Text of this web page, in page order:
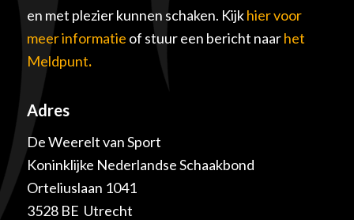
en met plezier kunnen schaken. Kijkhier voor
meer informatie of stuur een bericht naarhet
Meldpunt.
Adres
De Weerelt van Sport
Koninklijke Nederlandse Schaakbond
Orteliuslaan 1041
3528 BE Utrecht